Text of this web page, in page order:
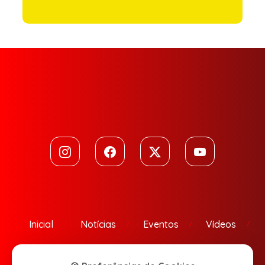
Inicial Notícias Eventos Vídeos